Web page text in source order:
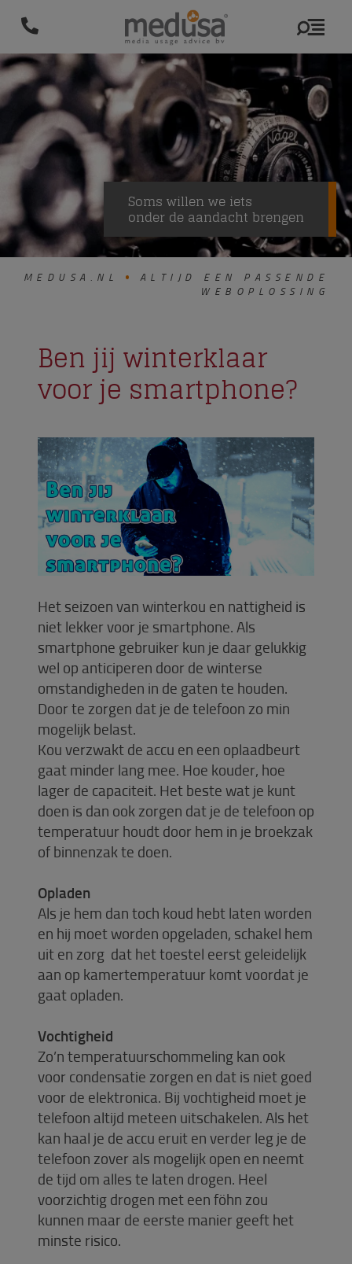
Soms willen we iets
onder de aandacht brengen
MEDUSA.NL
ALTIJD EEN PASSENDE
WEBOPLOSSING
Ben jij winterklaar
voor je smartphone?
Het seizoen van winterkou en nattigheid is
niet lekker voor je smartphone. Als
smartphone gebruiker kun je daar gelukkig
wel op anticiperen door de winterse
omstandigheden in de gaten te houden.
Door te zorgen dat je de telefoon zo min
mogelijk belast.
Kou verzwakt de accu en een oplaadbeurt
gaat minder lang mee. Hoe kouder, hoe
lager de capaciteit. Het beste wat je kunt
doen is dan ook zorgen dat je de telefoon op
temperatuur houdt door hem in je broekzak
of binnenzak te doen.
Opladen
Als je hem dan toch koud hebt laten worden
en hij moet worden opgeladen, schakel hem
uit en zorg dat het toestel eerst geleidelijk
aan op kamertemperatuur komt voordat je
gaat opladen.
Vochtigheid
Zo’n temperatuurschommeling kan ook
voor condensatie zorgen en dat is niet goed
voor de elektronica. Bij vochtigheid moet je
telefoon altijd meteen uitschakelen. Als het
kan haal je de accu eruit en verder leg je de
telefoon zover als mogelijk open en neemt
de tijd om alles te laten drogen. Heel
voorzichtig drogen met een föhn zou
kunnen maar de eerste manier geeft het
minste risico.